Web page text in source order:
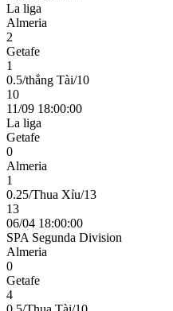
La liga
Almeria
2
Getafe
1
0.5/thắng Tài/10
10
11/09 18:00:00
La liga
Getafe
0
Almeria
1
0.25/Thua Xỉu/13
13
06/04 18:00:00
SPA Segunda Division
Almeria
0
Getafe
4